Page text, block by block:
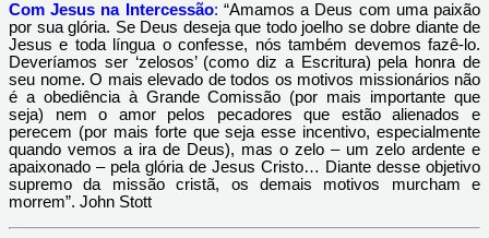
Com Jesus na Intercessão: “Amamos a Deus com uma paixão
por sua glória. Se Deus deseja que todo joelho se dobre diante de
Jesus e toda língua o confesse, nós também devemos fazê-lo.
Deveríamos ser ‘zelosos’ (como diz a Escritura) pela honra de
seu nome. O mais elevado de todos os motivos missionários não
é a obediência à Grande Comissão (por mais importante que
seja) nem o amor pelos pecadores que estão alienados e
perecem (por mais forte que seja esse incentivo, especialmente
quando vemos a ira de Deus), mas o zelo – um zelo ardente e
apaixonado – pela glória de Jesus Cristo… Diante desse objetivo
supremo da missão cristã, os demais motivos murcham e
morrem”. John Stott